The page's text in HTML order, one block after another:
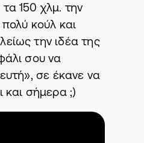
150 χλμ. την
κούλ και
την ιδέα της
σου να
σε έκανε να
και σήμερα ;)